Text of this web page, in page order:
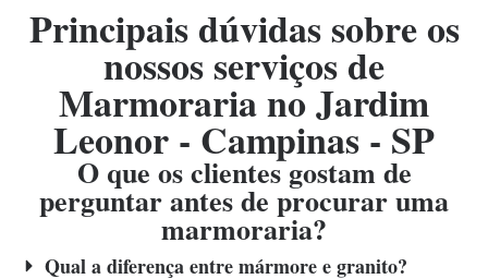
Principais dúvidas sobre os
nossos serviços de
Marmoraria no Jardim
Leonor - Campinas - SP
O que os clientes gostam de
perguntar antes de procurar uma
marmoraria?
Qual a diferença entre mármore e granito?